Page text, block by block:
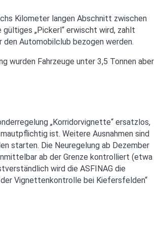
Kilometer langen Abschnitt zwischen
„Pickerl“ erwischt wird, zahlt
Automobilclub bezogen werden.
wurden Fahrzeuge unter 3,5 Tonnen aber
„Korridorvignette“ ersatzlos,
ist. Weitere Ausnahmen sind
starten. Die Neuregelung ab Dezember
ab der Grenze kontrolliert (etwa
wird die ASFINAG die
Vignettenkontrolle bei Kiefersfelden“